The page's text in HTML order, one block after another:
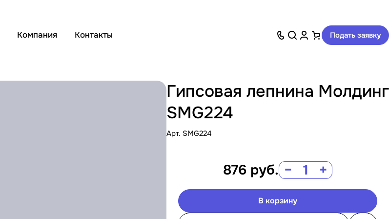
Компания Контакты Подать заявку
Гипсовая лепнина Молдинг
SMG224
Арт. SMG224
876 руб. − +
В корзину